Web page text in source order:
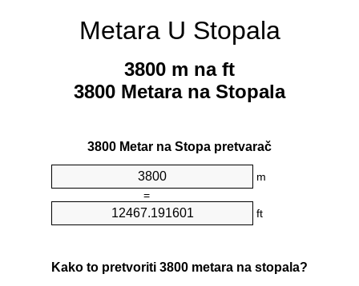
Metara U Stopala
3800 m na ft
3800 Metara na Stopala
3800 Metar na Stopa pretvarač
m
=
ft
Kako to pretvoriti 3800 metara na stopala?